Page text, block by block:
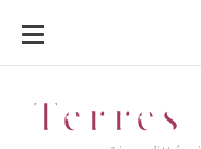
ALLER
CONTENU